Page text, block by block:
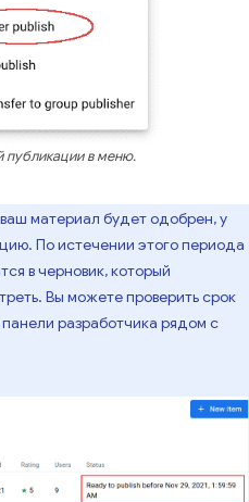
в меню.
материал будет одобрен, у
По истечении этого периода
в черновик, который
Вы можете проверить срок
разработчика рядом с